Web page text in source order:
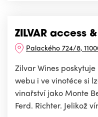
ZILVAR access
Palackého 724/8,
Zilvar Wines
webu i ve vinotéce si
vinařství jako Monte
Ferd. Richter. Jelikož